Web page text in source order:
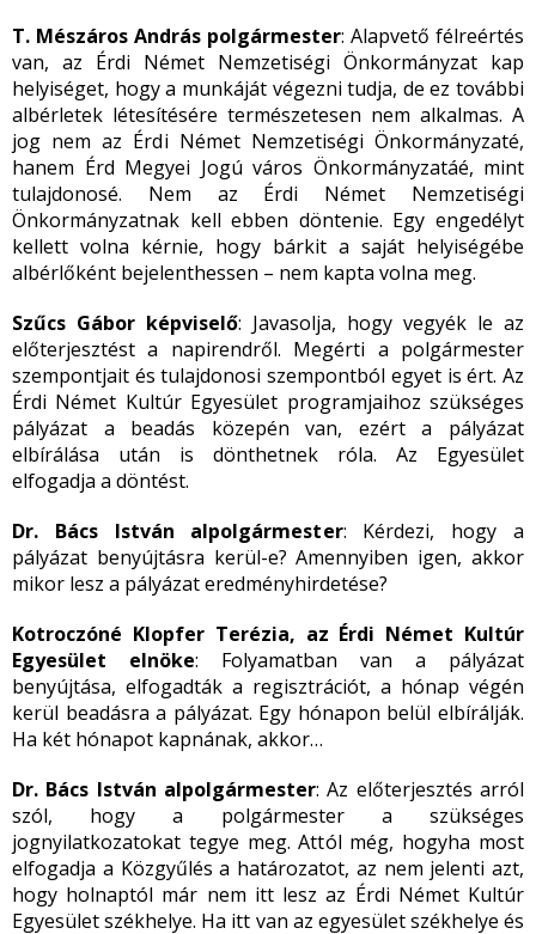
T. Mészáros András polgármester: Alapvető félreértés
van, az Érdi Német Nemzetiségi Önkormányzat kap
helyiséget, hogy a munkáját végezni tudja, de ez további
albérletek létesítésére természetesen nem alkalmas. A
jog nem az Érdi Német Nemzetiségi Önkormányzaté,
hanem Érd Megyei Jogú város Önkormányzatáé, mint
tulajdonosé. Nem az Érdi Német Nemzetiségi
Önkormányzatnak kell ebben döntenie. Egy engedélyt
kellett volna kérnie, hogy bárkit a saját helyiségébe
albérlőként bejelenthessen – nem kapta volna meg.
Szűcs Gábor képviselő: Javasolja, hogy vegyék le az
előterjesztést a napirendről. Megérti a polgármester
szempontjait és tulajdonosi szempontból egyet is ért. Az
Érdi Német Kultúr Egyesület programjaihoz szükséges
pályázat a beadás közepén van, ezért a pályázat
elbírálása után is dönthetnek róla. Az Egyesület
elfogadja a döntést.
Dr. Bács István alpolgármester: Kérdezi, hogy a
pályázat benyújtásra kerül-e? Amennyiben igen, akkor
mikor lesz a pályázat eredményhirdetése?
Kotroczóné Klopfer Terézia, az Érdi Német Kultúr
Egyesület elnöke: Folyamatban van a pályázat
benyújtása, elfogadták a regisztrációt, a hónap végén
kerül beadásra a pályázat. Egy hónapon belül elbírálják.
Ha két hónapot kapnának, akkor…
Dr. Bács István alpolgármester: Az előterjesztés arról
szól, hogy a polgármester a szükséges
jognyilatkozatokat tegye meg. Attól még, hogyha most
elfogadja a Közgyűlés a határozatot, az nem jelenti azt,
hogy holnaptól már nem itt lesz az Érdi Német Kultúr
Egyesület székhelye. Ha itt van az egyesület székhelye és